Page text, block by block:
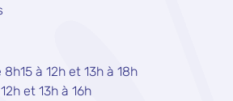
à 12h et 13h à 18h
et 13h à 16h